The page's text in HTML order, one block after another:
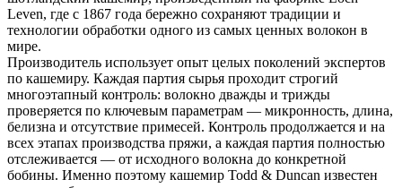
Leven, где с 1867 года бережно сохраняют традиции и
технологии обработки одного из самых ценных волокон в
мире.
Производитель использует опыт целых поколений экспертов
по кашемиру. Каждая партия сырья проходит строгий
многоэтапный контроль: волокно дважды и трижды
проверяется по ключевым параметрам — микронность, длина,
белизна и отсутствие примесей. Контроль продолжается и на
всех этапах производства пряжи, а каждая партия полностью
отслеживается — от исходного волокна до конкретной
бобины. Именно поэтому кашемир Todd & Duncan известен